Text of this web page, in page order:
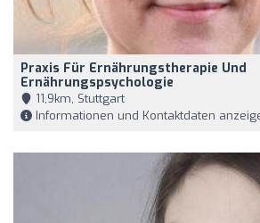
Praxis Für Ernährungstherapie Und
Ernährungspsychologie
11,9km, Stuttgart
Informationen und Kontaktdaten